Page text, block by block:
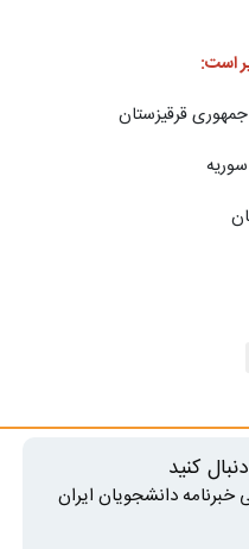
است:
کنید
دانشجویان ایران